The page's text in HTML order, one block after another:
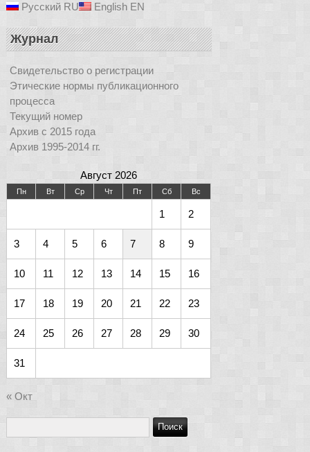
Русский RU English EN
Журнал
Свидетельство о регистрации
Этические нормы публикационного
процесса
Текущий номер
Архив с 2015 года
Архив 1995-2014 гг.
Август 2026
Пн Вт Ср Чт Пт Сб Вс
1 2
3 4 5 6 7 8 9
10 11 12 13 14 15 16
17 18 19 20 21 22 23
24 25 26 27 28 29 30
31
« Окт